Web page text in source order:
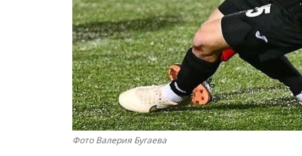
Фото Валерия Бугаева